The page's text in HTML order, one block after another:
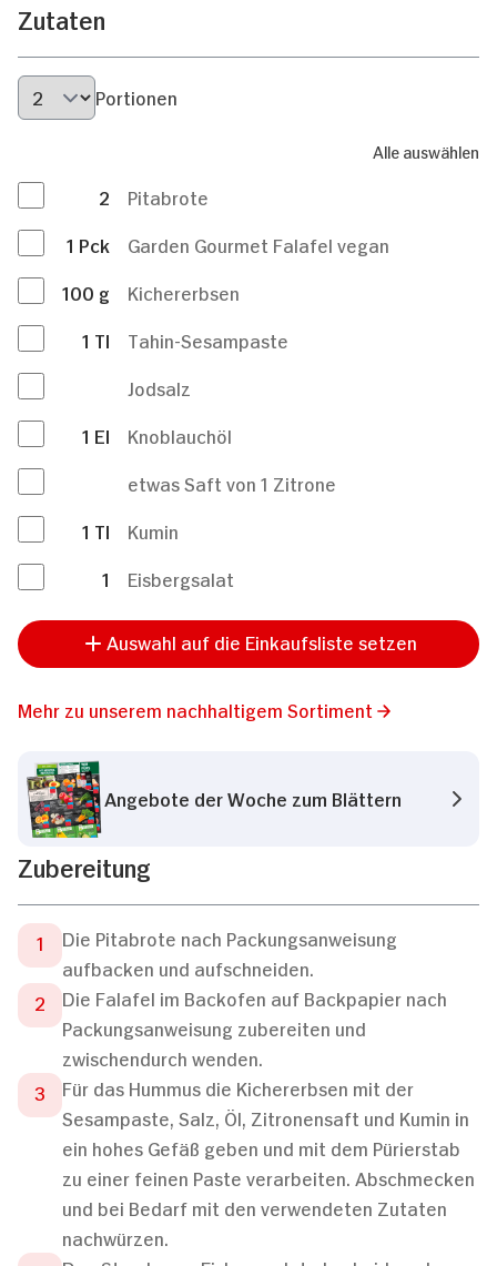
Zutaten
Portionen
Alle auswählen
2
Pitabrote
1 Pck
Garden Gourmet Falafel vegan
100 g
Kichererbsen
1 Tl
Tahin-Sesampaste
Jodsalz
1 El
Knoblauchöl
etwas Saft von 1 Zitrone
1 Tl
Kumin
1
Eisbergsalat
Auswahl auf die Einkaufsliste setzen
Mehr zu unserem nachhaltigem Sortiment
Angebote der Woche zum Blättern
Zubereitung
Die Pitabrote nach Packungsanweisung
aufbacken und aufschneiden.
Die Falafel im Backofen auf Backpapier nach
Packungsanweisung zubereiten und
zwischendurch wenden.
Für das Hummus die Kichererbsen mit der
Sesampaste, Salz, Öl, Zitronensaft und Kumin in
ein hohes Gefäß geben und mit dem Pürierstab
zu einer feinen Paste verarbeiten. Abschmecken
und bei Bedarf mit den verwendeten Zutaten
nachwürzen.